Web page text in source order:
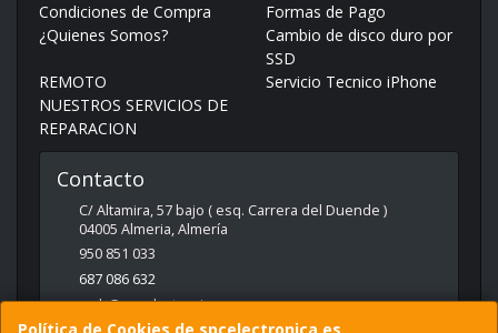
Condiciones de Compra
Formas de Pago
¿Quienes Somos?
Cambio de disco duro por
SSD
REMOTO
Servicio Tecnico iPhone
NUESTROS SERVICIOS DE
REPARACION
Contacto
C/ Altamira, 57 bajo ( esq. Carrera del Duende )
04005 Almeria,Almería
950 851 033
687 086 632
web@spcelectronica.es